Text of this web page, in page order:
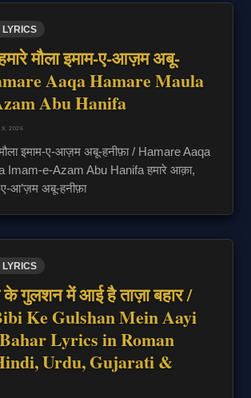
मौला इमाम-ए-आज़म अबू-
Aaqa Hamare Maula
Abu Hanifa
2026
इमाम-ए-आज़म अबू-हनीफ़ा / Hamare Aaqa
Imam-e-Azam Abu Hanifa हमारे आक़ा,
ए-आ’ज़म अबू-हनीफ़ा
के गुलशन में आई है ताज़ा बहार /
Ke Gulshan Mein Aayi
Lyrics in Roman
Urdu, Gujarati &